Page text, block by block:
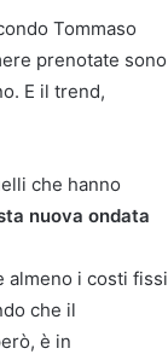
Tommaso
prenotate sono
E il trend,
che hanno
nuova ondata
almeno i costi fissi
che il
è in